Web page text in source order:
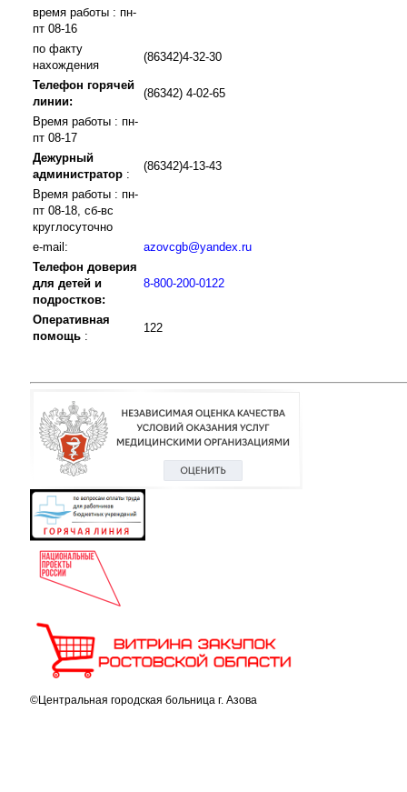
время работы : пн-
пт 08-16
по факту
нахождения
(86342)4-32-30
Телефон горячей
линии:
(86342) 4-02-65
Время работы : пн-
пт 08-17
Дежурный
администратор :
(86342)4-13-43
Время работы : пн-
пт 08-18, сб-вс
круглосуточно
e-mail:
azovcgb@yandex.ru
Телефон доверия
для детей и
подростков:
8-800-200-0122
Оперативная
помощь :
122
©Центральная городская больница г. Азова